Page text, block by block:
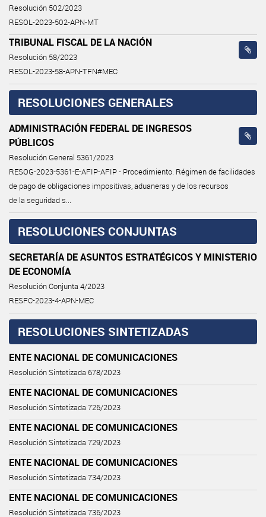
Resolución 502/2023
RESOL-2023-502-APN-MT
TRIBUNAL FISCAL DE LA NACIÓN
Resolución 58/2023
RESOL-2023-58-APN-TFN#MEC
RESOLUCIONES GENERALES
ADMINISTRACIÓN FEDERAL DE INGRESOS
PÚBLICOS
Resolución General 5361/2023
RESOG-2023-5361-E-AFIP-AFIP - Procedimiento. Régimen de facilidades
de pago de obligaciones impositivas, aduaneras y de los recursos
de la seguridad s...
RESOLUCIONES CONJUNTAS
SECRETARÍA DE ASUNTOS ESTRATÉGICOS Y MINISTERIO
DE ECONOMÍA
Resolución Conjunta 4/2023
RESFC-2023-4-APN-MEC
RESOLUCIONES SINTETIZADAS
ENTE NACIONAL DE COMUNICACIONES
Resolución Sintetizada 678/2023
ENTE NACIONAL DE COMUNICACIONES
Resolución Sintetizada 726/2023
ENTE NACIONAL DE COMUNICACIONES
Resolución Sintetizada 729/2023
ENTE NACIONAL DE COMUNICACIONES
Resolución Sintetizada 734/2023
ENTE NACIONAL DE COMUNICACIONES
Resolución Sintetizada 736/2023